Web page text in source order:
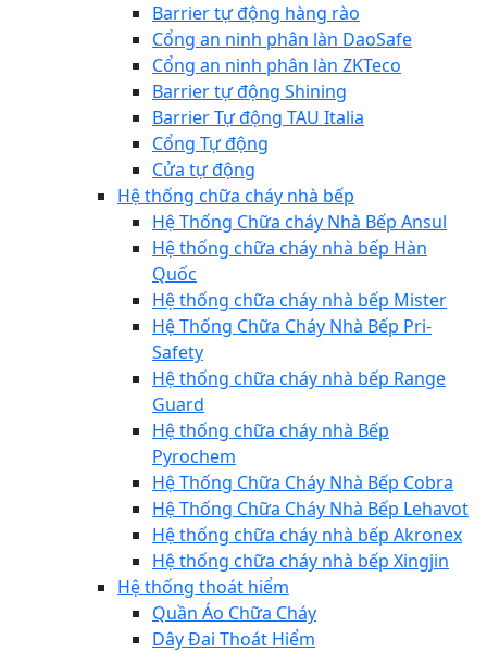
Barrier tự động hàng rào
Cổng an ninh phân làn DaoSafe
Cổng an ninh phân làn ZKTeco
Barrier tự động Shining
Barrier Tự động TAU Italia
Cổng Tự động
Cửa tự động
Hệ thống chữa cháy nhà bếp
Hệ Thống Chữa cháy Nhà Bếp Ansul
Hệ thống chữa cháy nhà bếp Hàn
Quốc
Hệ thống chữa cháy nhà bếp Mister
Hệ Thống Chữa Cháy Nhà Bếp Pri-
Safety
Hệ thống chữa cháy nhà bếp Range
Guard
Hệ thống chữa cháy nhà Bếp
Pyrochem
Hệ Thống Chữa Cháy Nhà Bếp Cobra
Hệ Thống Chữa Cháy Nhà Bếp Lehavot
Hệ thống chữa cháy nhà bếp Akronex
Hệ thống chữa cháy nhà bếp Xingjin
Hệ thống thoát hiểm
Quần Áo Chữa Cháy
Dây Đai Thoát Hiểm